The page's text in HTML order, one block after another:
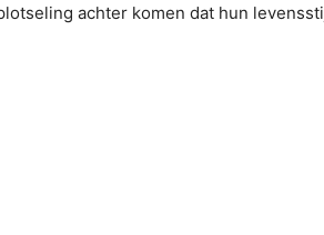
achter komen dat hun